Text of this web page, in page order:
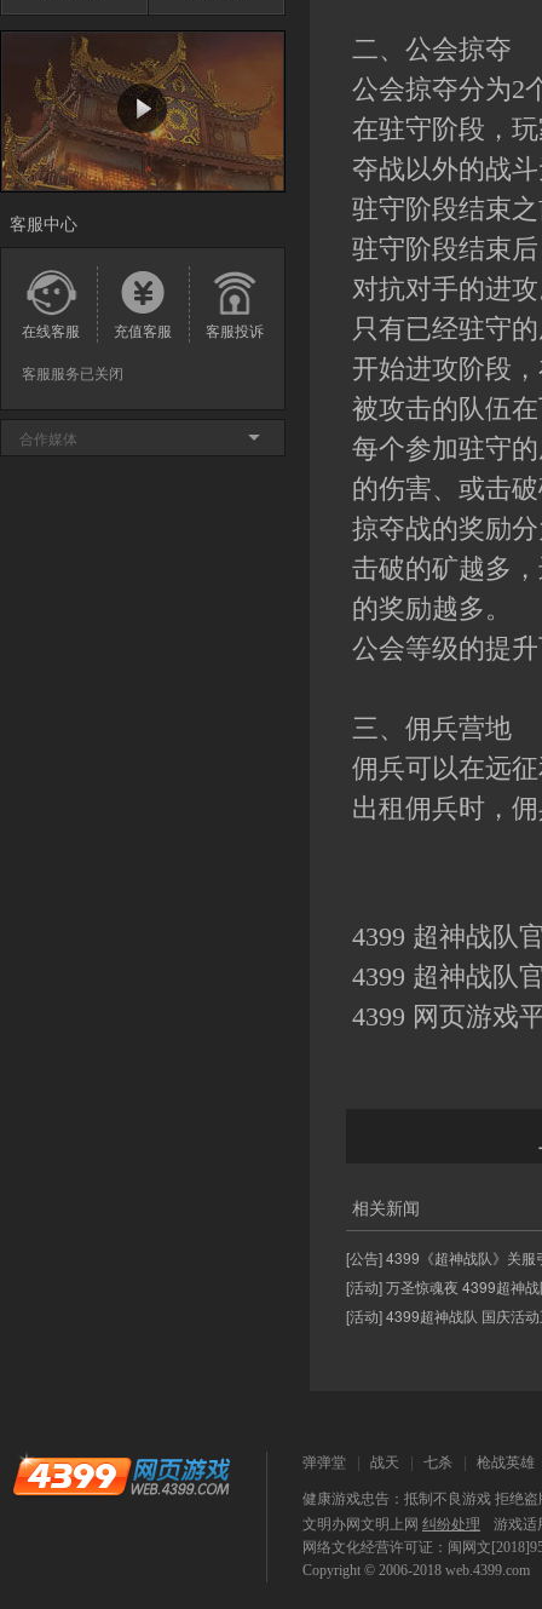
客服中心
在线客服 充值客服 客服投诉
客服服务已关闭
合作媒体
二、公会掠夺
公会掠夺分为2
在驻守阶段，
夺战以外的战
驻守阶段结束
驻守阶段结束
对抗对手的进
只有已经驻守
开始进攻阶段
被攻击的队伍
每个参加驻守
的伤害、或击
掠夺战的奖励
击破的矿越多
的奖励越多。
公会等级的提
三、佣兵营地
佣兵可以在远
出租佣兵时，
4399 超神战队
4399 超神战队
4399 网页游戏
相关新闻
[公告] 4399《超神战队》关服
[活动] 万圣惊魂夜 4399超神
[活动] 4399超神战队 国庆活
弹弹堂 战天 七杀 枪战英雄
健康游戏忠告：抵制不良游戏 拒绝
文明办网文明上网 纠纷处理
游戏适
网络文化经营许可证：闽网文
Copyright © 2006-2018 web.4399.com